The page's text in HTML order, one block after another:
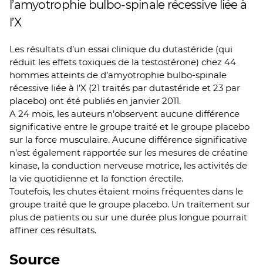
l’amyotrophie bulbo-spinale récessive liée à
l’X
Les résultats d’un essai clinique du dutastéride (qui
réduit les effets toxiques de la testostérone) chez 44
hommes atteints de d’amyotrophie bulbo-spinale
récessive liée à l’X (21 traités par dutastéride et 23 par
placebo) ont été publiés en janvier 2011.
A 24 mois, les auteurs n’observent aucune différence
significative entre le groupe traité et le groupe placebo
sur la force musculaire. Aucune différence significative
n’est également rapportée sur les mesures de créatine
kinase, la conduction nerveuse motrice, les activités de
la vie quotidienne et la fonction érectile.
Toutefois, les chutes étaient moins fréquentes dans le
groupe traité que le groupe placebo. Un traitement sur
plus de patients ou sur une durée plus longue pourrait
affiner ces résultats.
Source